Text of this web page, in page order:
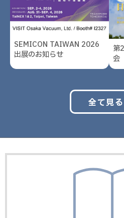
SEMICON TAIWAN 2026
出展のお知らせ
第
会
全て見る